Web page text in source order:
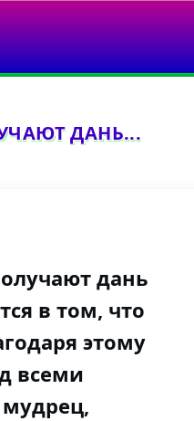
ДАНЬ...
дань
в том, что
этому
всеми